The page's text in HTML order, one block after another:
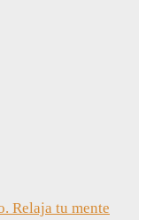
Relaja tu mente